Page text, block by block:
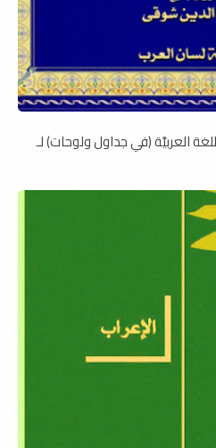
العربيَّة (في جداول ولوحات) لـ